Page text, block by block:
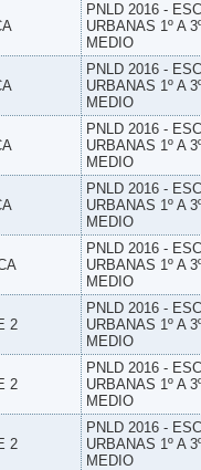
PNLD 2016 -
URBANAS 1º A
MEDIO
PNLD 2016 -
URBANAS 1º A
MEDIO
PNLD 2016 -
URBANAS 1º A
MEDIO
PNLD 2016 -
URBANAS 1º A
MEDIO
PNLD 2016 -
URBANAS 1º A
MEDIO
2
PNLD 2016 -
URBANAS 1º A
MEDIO
2
PNLD 2016 -
URBANAS 1º A
MEDIO
2
PNLD 2016 -
URBANAS 1º A
MEDIO